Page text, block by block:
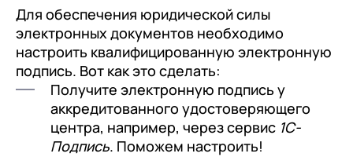
Для обеспечения юридической силы
электронных документов необходимо
настроить квалифицированную электронную
подпись. Вот как это сделать:
Получите электронную подпись у
аккредитованного удостоверяющего
центра, например, через сервис 1С-
Подпись. Поможем настроить!